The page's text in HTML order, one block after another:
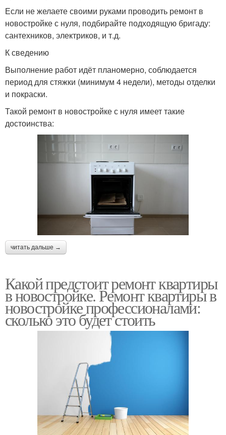
Если не желаете своими руками проводить ремонт в
новостройке с нуля, подбирайте подходящую бригаду:
сантехников, электриков, и т.д.
К сведению
Выполнение работ идёт планомерно, соблюдается
период для стяжки (минимум 4 недели), методы отделки
и покраски.
Такой ремонт в новостройке с нуля имеет такие
достоинства:
читать дальше →
Какой предстоит ремонт квартиры
в новостройке. Ремонт квартиры в
новостройке профессионалами:
сколько это будет стоить